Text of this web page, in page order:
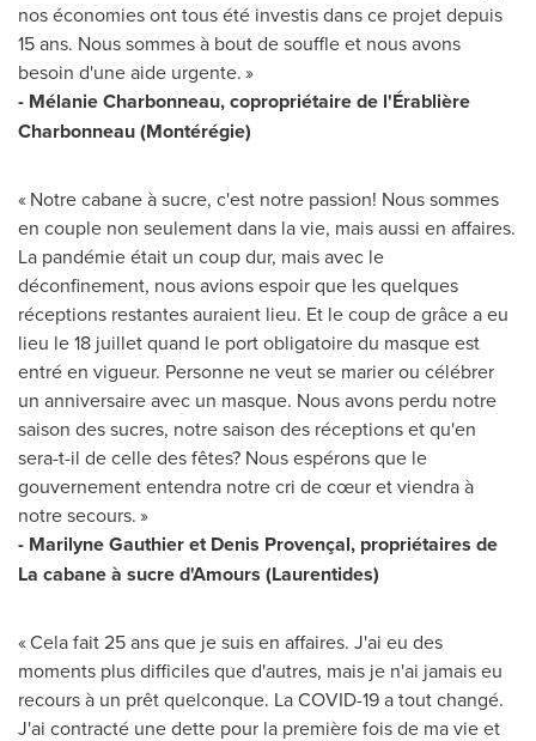
nos économies ont tous été investis dans ce projet depuis
15 ans. Nous sommes à bout de souffle et nous avons
besoin d'une aide urgente. »
- Mélanie Charbonneau, copropriétaire de l'Érablière
Charbonneau (Montérégie)
« Notre cabane à sucre, c'est notre passion! Nous sommes
en couple non seulement dans la vie, mais aussi en affaires.
La pandémie était un coup dur, mais avec le
déconfinement, nous avions espoir que les quelques
réceptions restantes auraient lieu. Et le coup de grâce a eu
lieu le 18 juillet quand le port obligatoire du masque est
entré en vigueur. Personne ne veut se marier ou célébrer
un anniversaire avec un masque. Nous avons perdu notre
saison des sucres, notre saison des réceptions et qu'en
sera-t-il de celle des fêtes? Nous espérons que le
gouvernement entendra notre cri de cœur et viendra à
notre secours. »
- Marilyne Gauthieret Denis Provençal, propriétaires de
La cabane à sucre d'Amours (Laurentides)
« Cela fait 25 ans que je suis en affaires. J'ai eu des
moments plus difficiles que d'autres, mais je n'ai jamais eu
recours à un prêt quelconque. La COVID-19 a tout changé.
J'ai contracté une dette pour la première fois de ma vie et